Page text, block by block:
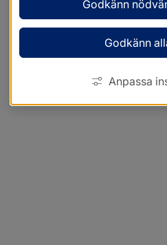
Godkänn
Godkänn
Anpassa